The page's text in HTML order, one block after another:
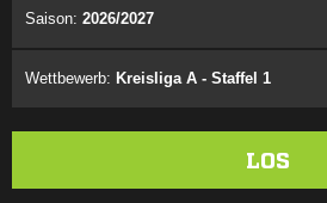
Saison: 2026/2027
Wettbewerb: Kreisliga A - Staffel 1
LOS